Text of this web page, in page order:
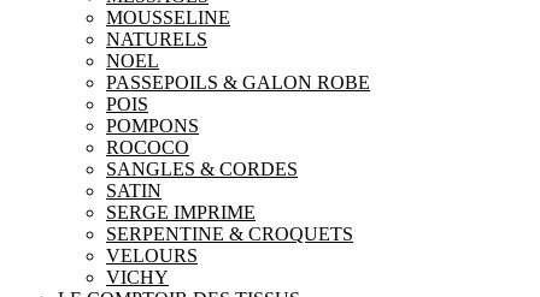
MOUSSELINE
NATURELS
NOEL
PASSEPOILS & GALON ROBE
POIS
POMPONS
ROCOCO
SANGLES & CORDES
SATIN
SERGE IMPRIME
SERPENTINE & CROQUETS
VELOURS
VICHY